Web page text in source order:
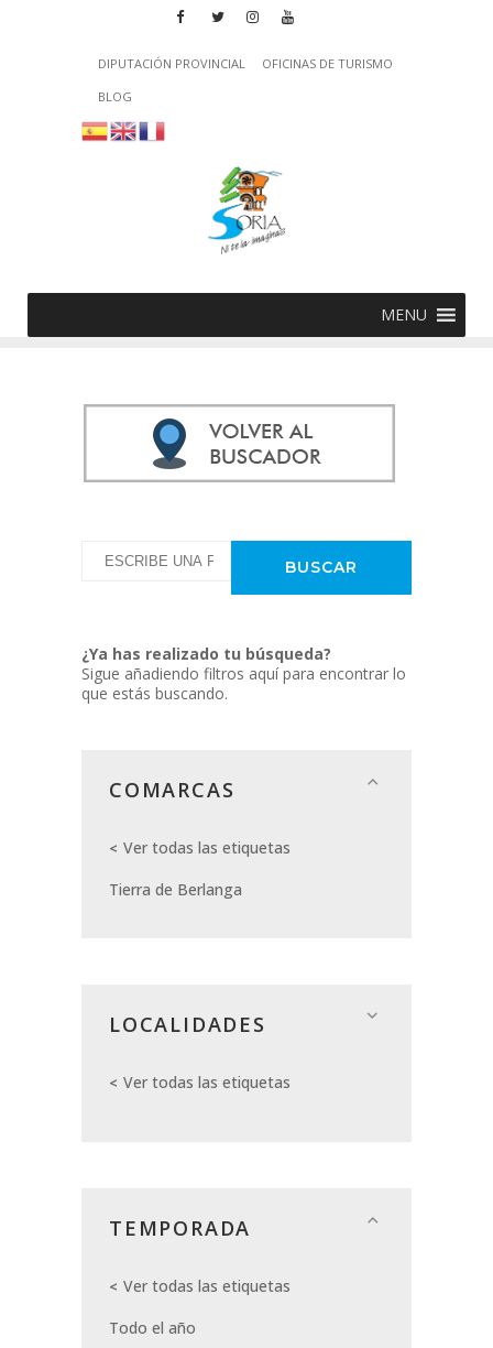
DIPUTACIÓN PROVINCIAL
OFICINAS DE TURISMO
BLOG
MENU
¿Ya has realizado tu búsqueda?
Sigue añadiendo filtros aquí para encontrar lo
que estás buscando.
COMARCAS
Ver todas las etiquetas
Tierra de Berlanga
LOCALIDADES
Ver todas las etiquetas
TEMPORADA
Ver todas las etiquetas
Todo el año